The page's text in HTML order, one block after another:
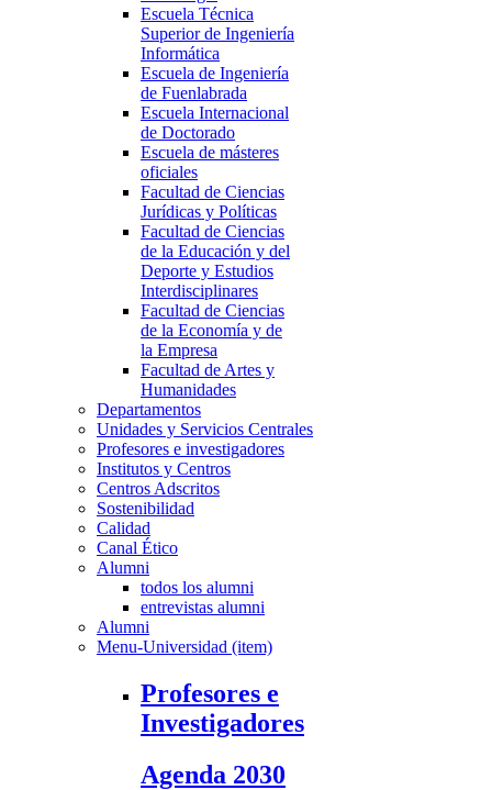
Escuela Técnica
Superior de Ingeniería
Informática
Escuela de Ingeniería
de Fuenlabrada
Escuela Internacional
de Doctorado
Escuela de másteres
oficiales
Facultad de Ciencias
Jurídicas y Políticas
Facultad de Ciencias
de la Educación y del
Deporte y Estudios
Interdisciplinares
Facultad de Ciencias
de la Economía y de
la Empresa
Facultad de Artes y
Humanidades
Departamentos
Unidades y Servicios Centrales
Profesores e investigadores
Institutos y Centros
Centros Adscritos
Sostenibilidad
Calidad
Canal Ético
Alumni
todos los alumni
entrevistas alumni
Alumni
Menu-Universidad (item)
Profesores e
Investigadores
Agenda 2030